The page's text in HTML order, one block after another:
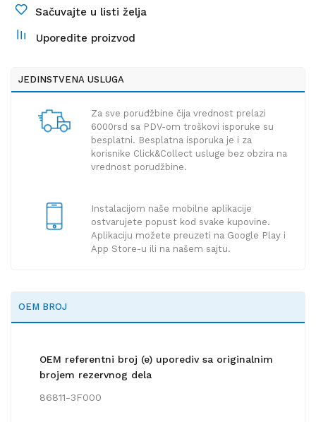
Sačuvajte u listi želja
Uporedite proizvod
JEDINSTVENA USLUGA
Za sve poruđžbine čija vrednost prelazi
6000rsd sa PDV-om troškovi isporuke su
besplatni. Besplatna isporuka je i za
korisnike Click&Collect usluge bez obzira na
vrednost porudžbine.
Instalacijom naše mobilne aplikacije
ostvarujete popust kod svake kupovine.
Aplikaciju možete preuzeti na Google Play i
App Store-u ili na našem sajtu.
OEM BROJ
OEM referentni broj (e) uporediv sa originalnim
brojem rezervnog dela
86811-3F000